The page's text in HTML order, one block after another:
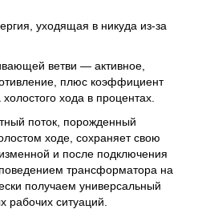
уходящая в никуда из-за
ветви — активное,
плюс коэффициент
хода в процентах.
поток, порожденный
ходе, сохраняет свою
и после подключения
трансформатора на
получаем универсальный
рабочих ситуаций.